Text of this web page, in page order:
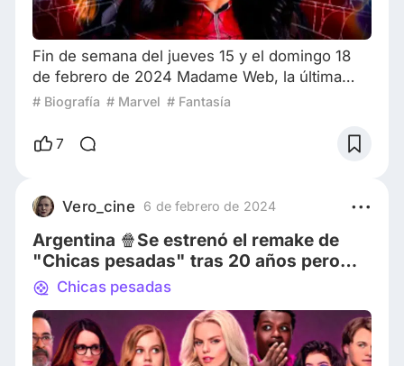
Fin de semana del jueves 15 y el domingo 18
de febrero de 2024 Madame Web, la última
producción de Sony perteneciente al Universo
del top 10 argentino. Estas películas,
relacionadas con Spider-Man, aunque este
último nunca hace su aparición. A pesar de
haber encabezado
# Biografía # Marvel # Fantasía
7
Vero_cine 6 de febrero de 2024
Argentina 🍿Se estrenó el remake de
"Chicas pesadas" tras 20 años pero
❤️‍🔥"Con todos menos contigo" sigue
reinando.
Chicas pesadas